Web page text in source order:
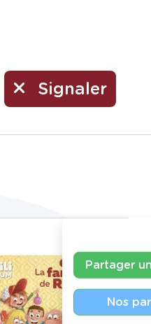
Signaler
Partager
Nos